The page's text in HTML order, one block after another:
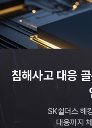
침해사고 대응
SK쉴더스 해
대응까지